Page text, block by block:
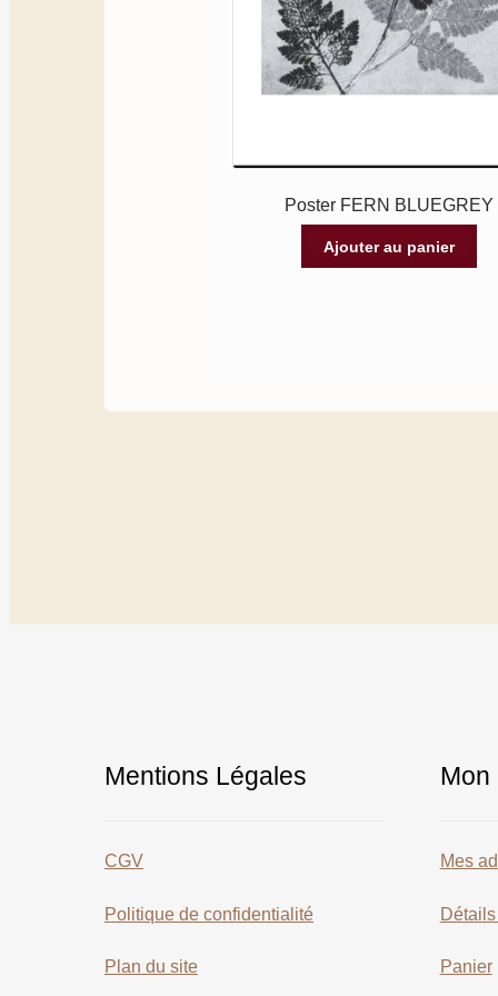
Poster FERN BLUEGREY
Ajouter au panier
Mentions Légales
CGV
Politique de confidentialité
Plan du site
Mon
Mes
Panier